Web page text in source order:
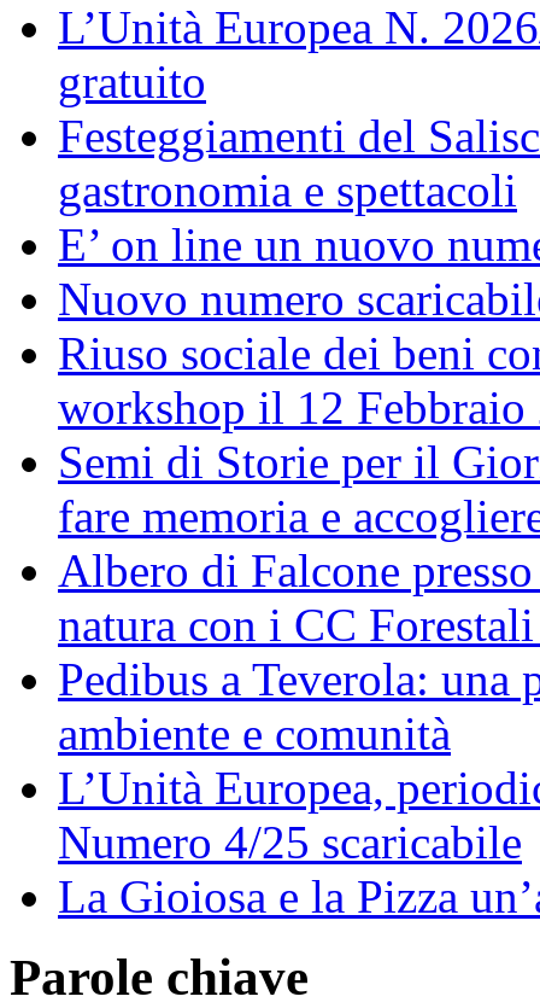
L’Unità Europea N.
gratuito
Festeggiamenti del
gastronomia e spettacoli
E’ on line un nuovo
Nuovo numero
Riuso sociale dei beni
workshop il 12 Febbraio
Semi di Storie per il
fare memoria e
Albero di Falcone
natura con i CC
Pedibus a Teverola: una
ambiente e comunità
L’Unità Europea,
Numero 4/25 scaricabile
La Gioiosa e la Pizza
Parole chiave